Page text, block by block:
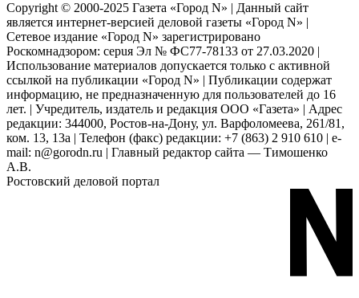
Copyright © 2000-2025 Газета «Город N» | Данный сайт
является интернет-версией деловой газеты «Город N» |
Сетевое издание «Город N» зарегистрировано
Роскомнадзором: серuя Эл № ФС77-78133 от 27.03.2020 |
Использование материалов допускается только с активной
ссылкой на публикации «Город N» | Публикации содержат
информацию, не предназначенную для пользователей до 16
лет. | Учредитель, издатель и редакция ООО «Газета» | Адрес
редакции: 344000, Ростов-на-Дону, ул. Варфоломеева, 261/81,
ком. 13, 13а | Телефон (факс) редакции: +7 (863) 2 910 610 | e-
mail: n@gorodn.ru | Главный редактор сайта — Тимошенко
А.В.
Ростовский деловой портал